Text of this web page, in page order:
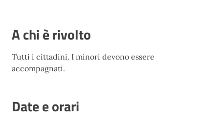
A chi è rivolto
Tutti i cittadini. I minori devono essere
accompagnati.
Date e orari